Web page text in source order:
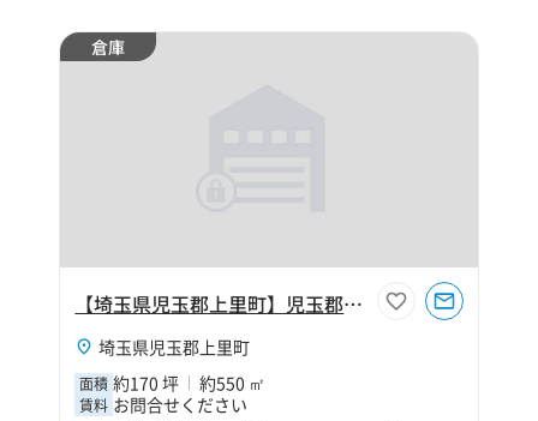
倉庫
【埼玉県児玉郡上里町】児玉郡上里町大字金久保170坪倉庫
埼玉県児玉郡上里町
面積 約170 坪 約550 ㎡
賃料 お問合せください